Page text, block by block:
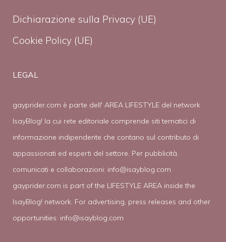
Dichiarazione sulla Privacy (UE)
Cookie Policy (UE)
LEGAL
gayprider.com è parte dell' AREA LIFESTYLE del network
IsayBlog! la cui rete editoriale comprende siti tematici di
informazione indipendente che contano sul contributo di
appassionati ed esperti del settore. Per pubblicità,
comunicati e collaborazioni: info@isayblog.com
gayprider.com is part of the LIFESTYLE AREA inside the
IsayBlog! network. For advertising, press releases and other
opportunities: info@isayblog.com